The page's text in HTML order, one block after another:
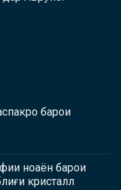
барои
ноаён барои
кристалл